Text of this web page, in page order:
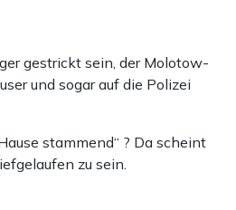
gestrickt sein, der Molotow-
und sogar auf die Polizei
stammend“ ? Da scheint
zu sein.